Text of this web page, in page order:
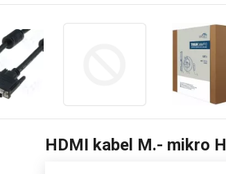
HDMI kabel M.- mikro